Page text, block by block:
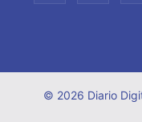
© 2026 Diario